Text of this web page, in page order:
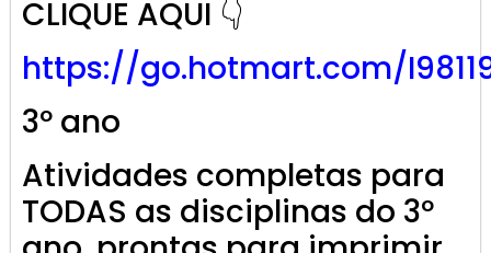
CLIQUE AQUI 👇
https://go.hotmart.com/
3º ano
Atividades completas para
TODAS as disciplinas do 3º